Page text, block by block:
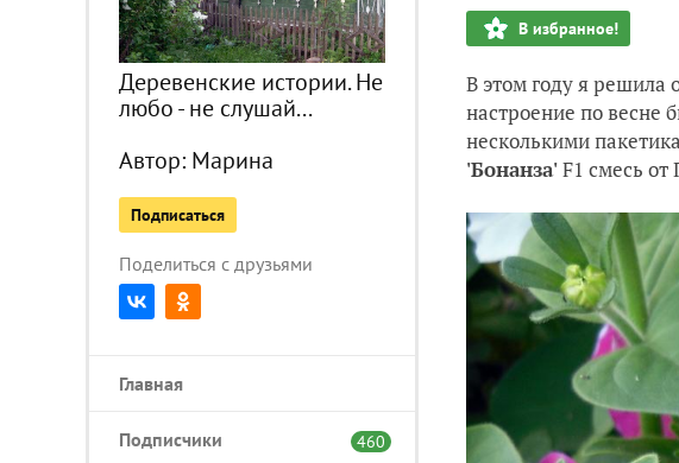
Деревенские истории. Не
любо - не слушай...
Автор: Марина
Подписаться
Поделиться с друзьями
Главная
Подписчики 460
В избранное!
В этом году я решила
настроение по весне
несколькими
'Бонанза'F1 смесь